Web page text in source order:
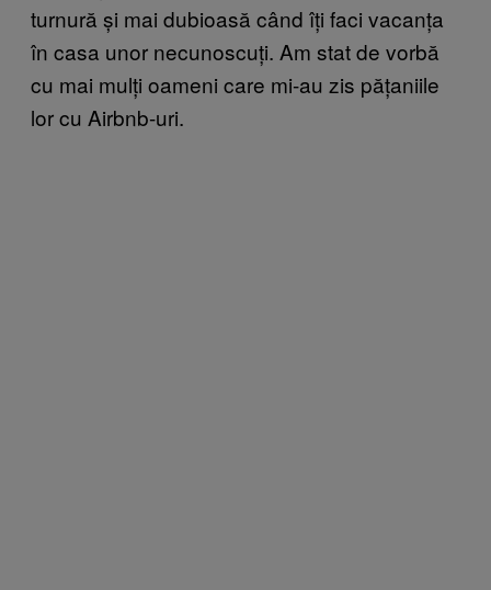
turnură și mai dubioasă când îți faci vacanța
în casa unor necunoscuți. Am stat de vorbă
cu mai mulți oameni care mi-au zis pățaniile
lor cu Airbnb-uri.